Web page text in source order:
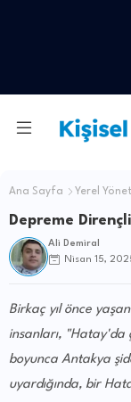
Ana Sayfa Yerel
Depreme
Ali Demiral
Nisan 15,
Birkaç yıl önce
insanları, "Hatay'da
boyunca Antakya
uyardığında, bir